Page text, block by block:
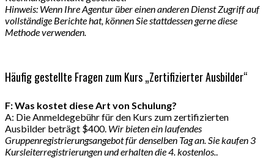
Hinweis: Wenn Ihre Agentur über einen anderen Dienst Zugriff auf
vollständige Berichte hat, können Sie stattdessen gerne diese
Methode verwenden.
Häufig gestellte Fragen zum Kurs „Zertifizierter Ausbilder“
F: Was kostet diese Art von Schulung?
A: Die Anmeldegebühr für den Kurs zum zertifizierten
Ausbilder beträgt $400. Wir bieten ein laufendes
Gruppenregistrierungsangebot für denselben Tag an. Sie kaufen 3
Kursleiterregistrierungen und erhalten die 4. kostenlos..